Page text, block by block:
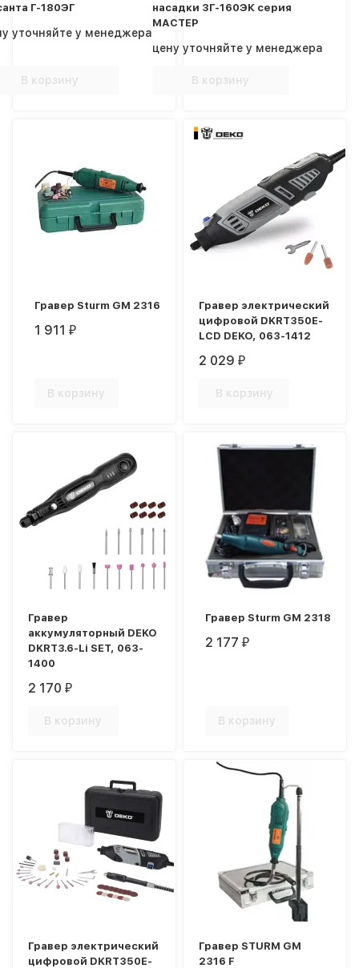
Г-180ЭГ
уточняйте у менеджера
В корзину
насадки ЗГ-160ЭК серия
МАСТЕР
цену уточняйте у менеджера
В корзину
Гравер Sturm GM 2316
1 911 ₽
В корзину
Гравер электрический
цифровой DKRT350E-
LCD DEKO, 063-1412
2 029₽
В корзину
Гравер
аккумуляторный DEKO
DKRT3.6-Li SET, 063-
1400
2 170₽
В корзину
Гравер Sturm GM 2318
2 177 ₽
В корзину
Гравер электрический
цифровой DKRT350E-
Гравер STURM GM
2316 F